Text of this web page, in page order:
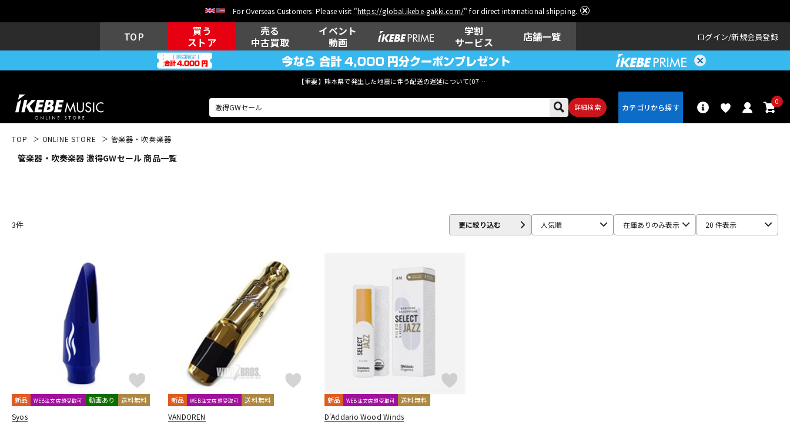
For Overseas Customers: Please visit "https://global.ikebe-gakki.com/" for direct international shipping.
TOP
買う
ストア
売る
中古買取
イベント
動画
学割
サービス
店舗一覧 ログイン 新規会員登録
【重要】熊本県で発生した地震に伴う配送の遅延について(07月29日
詳細検索
0
エレキギター
その他楽器 アンプ エフェクター
DJ機器
中古 ヴィンテージ
TOP ONLINE STORE 管楽器・吹奏楽器
管楽器・吹奏楽器 激得GWセール 商品一覧
3件 更に絞り込む 人気順 在庫ありのみ表示 20 件表示
新品 WEB注文店頭受取可 動画あり 送料無料
Syos
新品 WEB注文店頭受取可 送料無料
VANDOREN
新品 WEB注文店頭受取可 送料無料
D'Addario Wood Winds